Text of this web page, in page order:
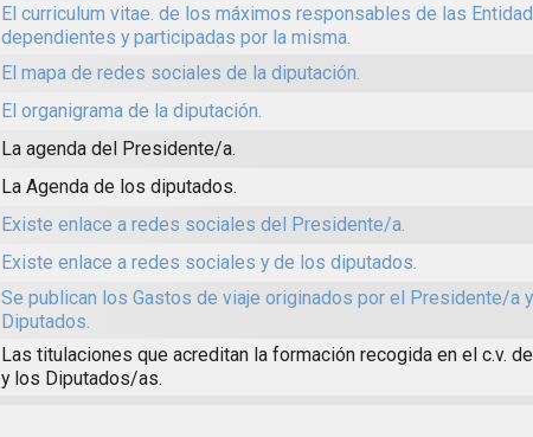
El curriculum vitae. de los máximos responsables de las
dependientes y participadas por la misma.
El mapa de redes sociales de la diputación.
El organigrama de la diputación.
La agenda del Presidente/a.
La Agenda de los diputados.
Existe enlace a redes sociales del Presidente/a.
Existe enlace a redes sociales y de los diputados.
Se publican los Gastos de viaje originados por el Presidente/a
Diputados.
Las titulaciones que acreditan la formación recogida en el c.v.
y los Diputados/as.